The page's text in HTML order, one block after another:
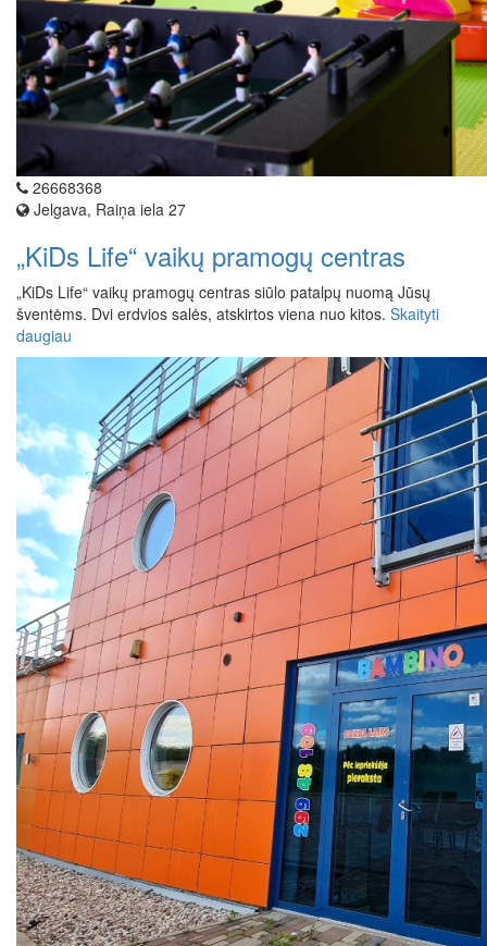
26668368
Jelgava, Raiņa iela 27
„KiDs Life“ vaikų pramogų centras
„KiDs Life“ vaikų pramogų centras siūlo patalpų nuomą Jūsų
šventėms. Dvi erdvios salės, atskirtos viena nuo kitos. Skaityti
daugiau